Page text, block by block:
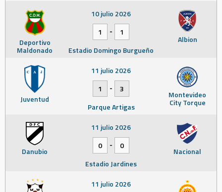
Deportivo
Maldonado
Albion
10 julio 2026
1
-
1
Estadio Domingo Burgueño
Juventud Montevideo
City Torque
11 julio 2026
1
-
3
Parque Artigas
Danubio Nacional
11 julio 2026
0
-
0
Estadio Jardines
11 julio 2026